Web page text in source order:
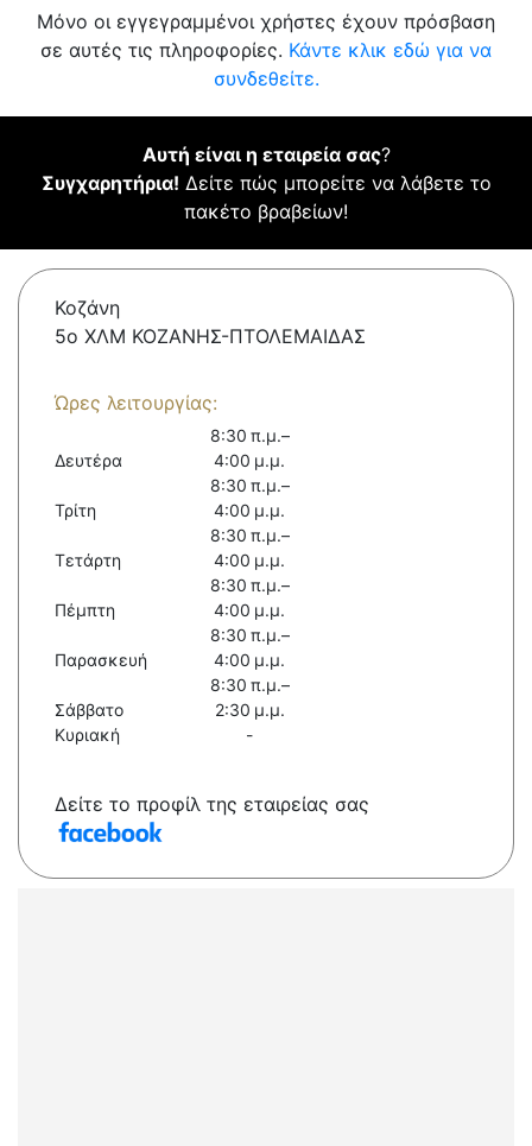
Μόνο οι εγγεγραμμένοι χρήστες έχουν πρόσβαση
σε αυτές τις πληροφορίες. Κάντε κλικ εδώ για να
συνδεθείτε.
Αυτή είναι η εταιρεία σας?
Συγχαρητήρια! Δείτε πώς μπορείτε να λάβετε το
πακέτο βραβείων!
Κοζάνη
5ο ΧΛΜ ΚΟΖΑΝΗΣ-ΠΤΟΛΕΜΑΙΔΑΣ
Ώρες λειτουργίας:
Δευτέρα
8:30 π.μ.–
4:00 μ.μ.
Τρίτη
8:30 π.μ.–
4:00 μ.μ.
Τετάρτη
8:30 π.μ.–
4:00 μ.μ.
Πέμπτη
8:30 π.μ.–
4:00 μ.μ.
Παρασκευή
8:30 π.μ.–
4:00 μ.μ.
Σάββατο
8:30 π.μ.–
2:30 μ.μ.
Κυριακή
-
Δείτε το προφίλ της εταιρείας σας